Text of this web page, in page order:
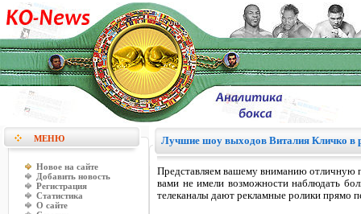
МЕНЮ
Новое на сайте
Добавить новость
Регистрация
Статистика
О сайте
Лучшие шоу выходов Виталия Кличко в
Представляем вашему вниманию отличную
вами не имели возможности наблюдать
телеканалы дают рекламные ролики прямо